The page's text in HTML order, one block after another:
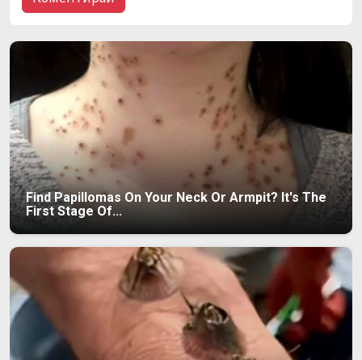
Find Papillomas On Your Neck Or Armpit? It's The
First Stage Of...